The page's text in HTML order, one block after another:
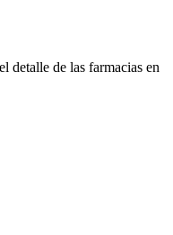
detalle de las farmacias en